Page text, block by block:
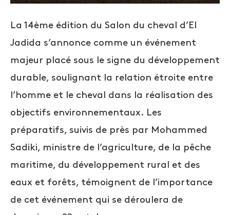
La 14ème édition du Salon du cheval d’El
Jadida s’annonce comme un événement
majeur placé sous le signe du développement
durable, soulignant la relation étroite entre
l’homme et le cheval dans la réalisation des
objectifs environnementaux. Les
préparatifs, suivis de près par Mohammed
Sadiki, ministre de l’agriculture, de la pêche
maritime, du développement rural et des
eaux et forêts, témoignent de l’importance
de cet événement qui se déroulera de